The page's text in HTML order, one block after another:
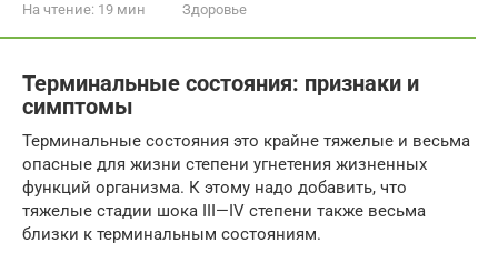
На чтение: 19 мин Здоровье
Терминальные состояния: признаки и
симптомы
Терминальные состояния это крайне тяжелые и весьма
опасные для жизни степени угнетения жизненных
функций организма. К этому надо добавить, что
тяжелые стадии шока III—IV степени также весьма
близки к терминальным состояниям.